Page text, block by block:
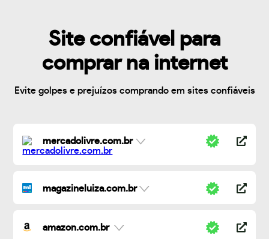
Site confiável para
comprar na internet
Evite golpes e prejuízos comprando em sites confiáveis
mercadolivre.com.br
magazineluiza.com.br
amazon.com.br